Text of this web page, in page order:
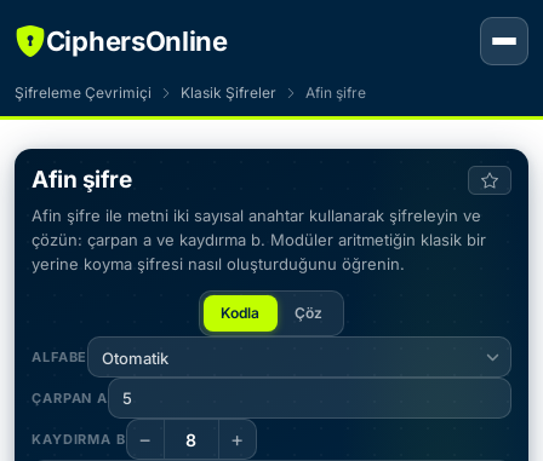
CiphersOnline
Şifreleme Çevrimiçi Klasik Şifreler Afin şifre
Afin şifre
Afin şifre ile metni iki sayısal anahtar kullanarak şifreleyin ve
çözün: çarpan a ve kaydırma b. Modüler aritmetiğin klasik bir
yerine koyma şifresi nasıl oluşturduğunu öğrenin.
Kodla Çöz
ALFABE Otomatik
ÇARPAN A
KAYDIRMA B − +